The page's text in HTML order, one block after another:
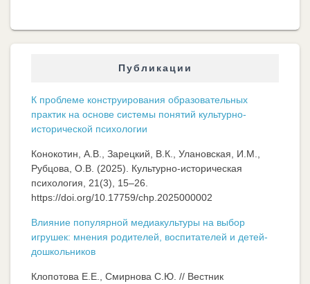
Публикации
К проблеме конструирования образовательных
практик на основе системы понятий культурно-
исторической психологии
Конокотин, А.В., Зарецкий, В.К., Улановская, И.М.,
Рубцова, О.В. (2025). Культурно-историческая
психология, 21(3), 15–26.
https://doi.org/10.17759/chp.2025000002
Влияние популярной медиакультуры на выбор
игрушек: мнения родителей, воспитателей и детей-
дошкольников
Клопотова Е.Е., Смирнова С.Ю. // Вестник